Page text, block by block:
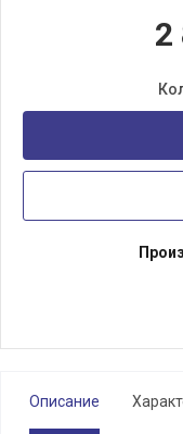
2
Описание